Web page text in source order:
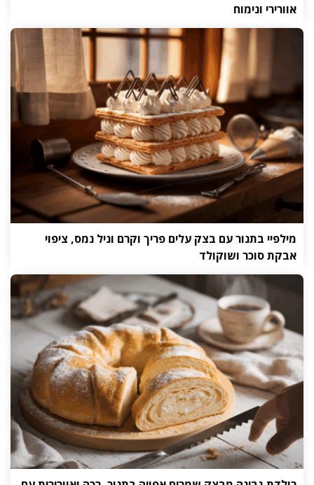
אוורירי ונימוח
מילפיי בתנור עם בצק עלים פריך וקרם וניל נמס, ציפוי
אבקת סוכר ושוקולד